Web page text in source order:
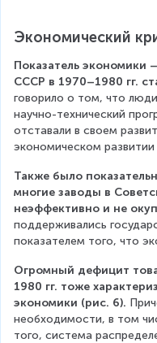
Экономический
Показатель экономики
СССР в 1970–1980 гг.
говорило о том, что
научно-технический
отставали в своем
экономическом
Также было
многие заводы в
неэффективно и не
поддерживались
показателем того, что
Огромный дефицит
1980 гг. тоже
экономики (рис. 6).
необходимости, в том
того, система